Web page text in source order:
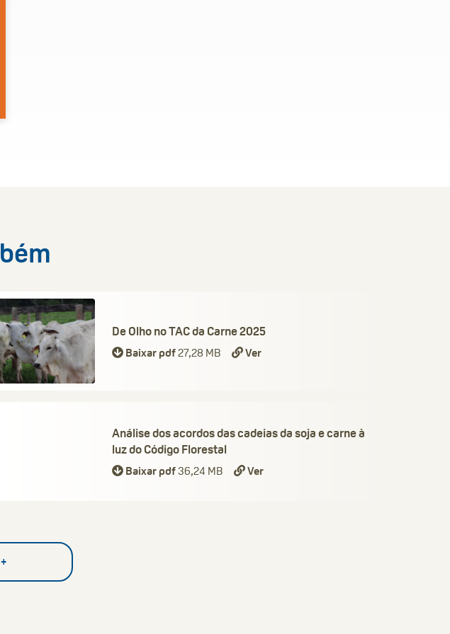
De Olho no TAC da Carne 2025
Baixar pdf27,28 MB Ver
Análise dos acordos das cadeias da soja e carne à
luz do Código Florestal
Baixar pdf36,24 MB Ver